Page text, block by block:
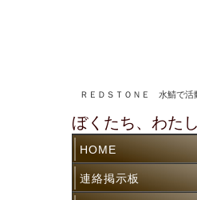
ＲＥＤＳＴＯＮＥ 水鯖で活
ぼくたち、わた
HOME
連絡掲示板